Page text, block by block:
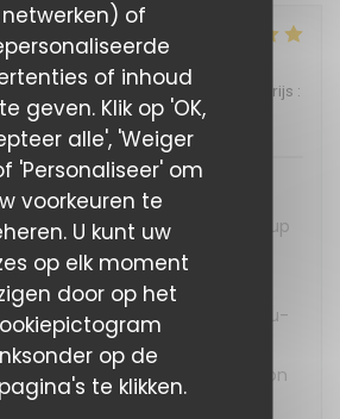
netwerken) of
of inhoud
geven. Klik op 'OK,
alle', 'Weiger
'Personaliseer' om
voorkeuren te
U kunt uw
op elk moment
door op het
op de
te klikken.
4
: 5/5 Keuken: 5/5 Kwaliteit / Prijs :
qu'on peut allier
et inclusion avec beaucoup
est chaleureux, le service
avec beaucoup de
avons très bien déjeuné. Au-
la cuisine, c'est aussi un
de belles valeurs, où l'inclusion
Une très belle adresse que je